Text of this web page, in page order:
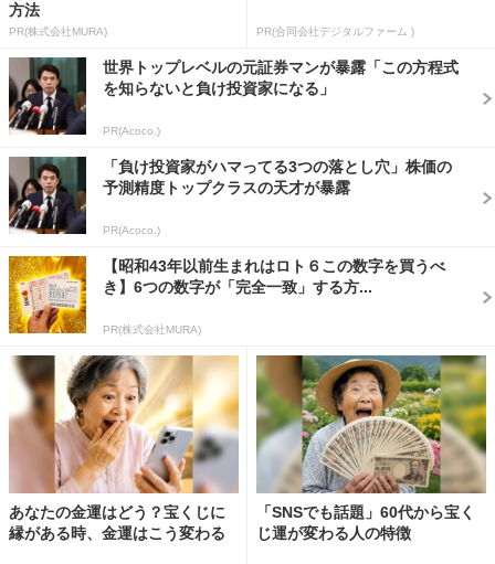
方法
PR(株式会社MURA) PR(合同会社デジタルファーム )
世界トップレベルの元証券マンが暴露「この方程式
を知らないと負け投資家になる」
PR(Acoco.)
「負け投資家がハマってる3つの落とし穴」株価の
予測精度トップクラスの天才が暴露
PR(Acoco.)
【昭和43年以前生まれはロト６この数字を買うべ
き】6つの数字が「完全一致」する方...
PR(株式会社MURA)
あなたの金運はどう？宝くじに
縁がある時、金運はこう変わる
「SNSでも話題」60代から宝く
じ運が変わる人の特徴